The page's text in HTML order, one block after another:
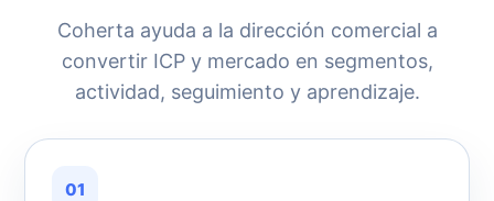
Coherta ayuda a la dirección comercial a
convertir ICP y mercado en segmentos,
actividad, seguimiento y aprendizaje.
01